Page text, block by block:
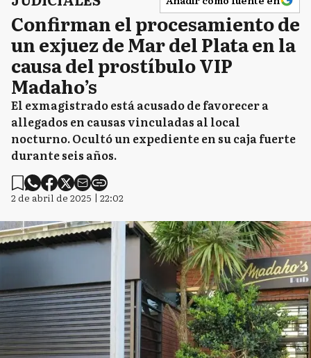
Confirman el procesamiento de
un exjuez de Mar del Plata en la
causa del prostíbulo VIP
Madaho’s
El exmagistrado está acusado de favorecer a
allegados en causas vinculadas al local
nocturno. Ocultó un expediente en su caja fuerte
durante seis años.
2 de abril de 2025 | 22:02